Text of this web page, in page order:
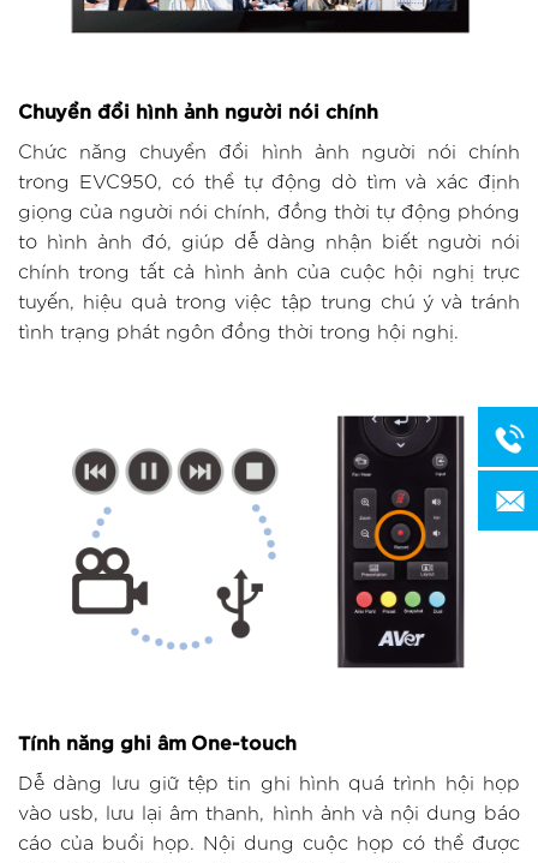
Chuyển đổi hình ảnh người nói chính
Chức năng chuyển đổi hình ảnh người nói chính
trong EVC950, có thể tự động dò tìm và xác định
giọng của người nói chính, đồng thời tự động phóng
to hình ảnh đó, giúp dễ dàng nhận biết người nói
chính trong tất cả hình ảnh của cuộc hội nghị trực
tuyến, hiệu quả trong việc tập trung chú ý và tránh
tình trạng phát ngôn đồng thời trong hội nghị.
Tính năng ghi âm One-touch
Dễ dàng lưu giữ tệp tin ghi hình quá trình hội họp
vào usb, lưu lại âm thanh, hình ảnh và nội dung báo
cáo của buổi họp. Nội dung cuộc họp có thể được